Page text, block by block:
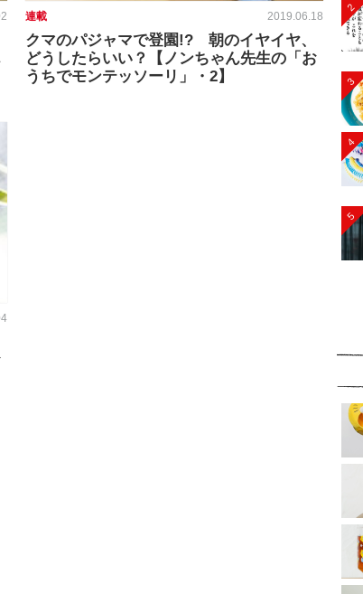
連載 2019.06.18
クマのパジャマで登園!? 朝のイヤイヤ、
どうしたらいい？【ノンちゃん先生の「お
うちでモンテッソーリ」・2】
2
3
4
5